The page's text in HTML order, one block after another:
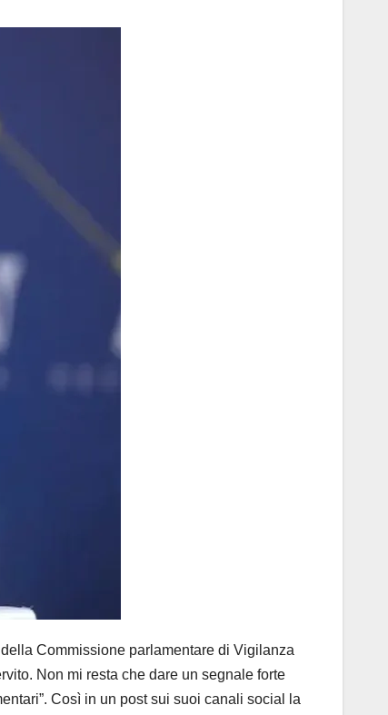
Commissione parlamentare di Vigilanza
Non mi resta che dare un segnale forte
Così in un post sui suoi canali social la